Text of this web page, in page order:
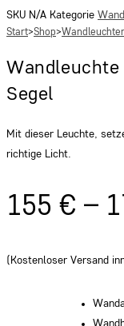
SKU N/A Kategorie
Start>Shop>
Wandleuchte
Segel
Mit dieser Leuchte,
richtige Licht.
155 € –
(Kostenloser Versand